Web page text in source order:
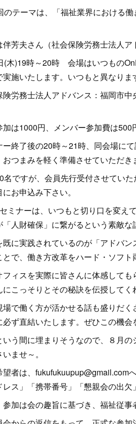
のテーマは、「福祉業界における
伴芳夫さん（社会保険労務士法人ア
(木)19時～20時 会場はいつもの
実施いたします。いつもと異なりま
険労務士法人アドバンス：福岡市
加は1000円、メンバー参加費は500
ー終了後の20時～21時、同会場に
おつまみを軽く準備させていただき
名ですが、会員先行受付させてい
お申込み下さい。
ミナーは、いつもと切り口を変え
「人財確保」に繋がるという素敵な
既に実践されているのが「アドバ
とで、働き方改革をハード・ソフト
フィスを実際に皆さんに体感して
にこっそりとその秘訣を伝授してく
場で働く方が活かせる話も盛りだ
必ず直結いたします。ぜひこの機会
いう間に埋まりそうなので、８月
ませ～。
望者は、fukufukuupup@gmail.com
レス」「携帯番号」「懇親会の出欠
参加は会の趣旨に基づき、福祉従事